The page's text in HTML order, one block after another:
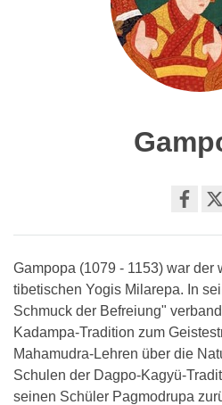
Gampopa (1079 - 1153) war der
tibetischen Yogis Milarepa. In
Schmuck der Befreiung"
Kadampa-Tradition zum
Mahamudra-Lehren über die
Schulen der Dagpo-Kagyü-
seinen Schüler Pagmodrupa